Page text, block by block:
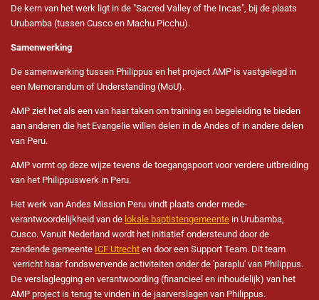
De kern van het werk ligt in de "Sacred Valley of the Incas", bij de plaats
Urubamba (tussen Cusco en Machu Picchu).
Samenwerking
De samenwerking tussen Philippus en het project AMP is vastgelegd in
een Memorandum of Understanding (MoU).
AMP ziet het als een van haar taken om training en begeleiding te bieden
aan anderen die het Evangelie willen delen in de Andes of in andere delen
van Peru.
AMP vormt op deze wijze tevens de toegangspoort voor verdere uitbreiding
van het Philippuswerk in Peru.
Het werk van Andes Mission Peru vindt plaats onder mede-
verantwoordelijkheid van de lokale baptistengemeente in Urubamba,
Cusco. Vanuit Nederland wordt het initiatief ondersteund door de
zendende gemeente ICF Utrecht en door een Support Team. Dit team
verricht haar fondswervende activiteiten onder de 'paraplu' van Philippus.
De verslaglegging en verantwoording (financieel en inhoudelijk) van het
AMP project is terug te vinden in de jaarverslagen van Philippus.